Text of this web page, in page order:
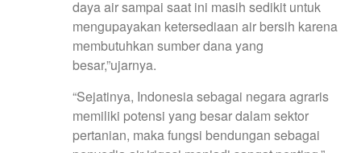
daya air sampai saat ini masih sedikit untuk
mengupayakan ketersediaan air bersih karena
membutuhkan sumber dana yang
besar,”ujarnya.
“Sejatinya, Indonesia sebagai negara agraris
memiliki potensi yang besar dalam sektor
pertanian, maka fungsi bendungan sebagai